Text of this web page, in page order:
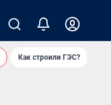
Как строили ГЭС?